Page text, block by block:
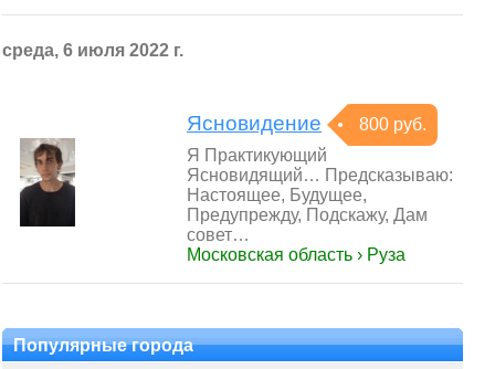
среда, 6 июля 2022 г.
Ясновидение
800 руб.
Я Практикующий
Ясновидящий… Предсказываю:
Настоящее, Будущее,
Предупрежду, Подскажу, Дам
совет…
Московская область › Руза
Популярные города